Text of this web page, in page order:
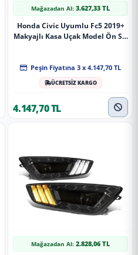
Mağazadan Al:3.627,33 TL
Honda Civic Uyumlu Fc5 2019+
Makyajlı Kasa Uçak Model Ön Sis
Peşin Fiyatına 3 x 4.147,70 TL
ÜCRETSİZ KARGO
4.147,70 TL
Mağazadan Al:2.828,06 TL